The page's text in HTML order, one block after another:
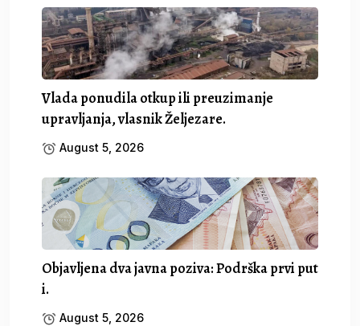
Vlada ponudila otkup ili preuzimanje
upravljanja, vlasnik Željezare.
August 5, 2026
Objavljena dva javna poziva: Podrška prvi put
i.
August 5, 2026